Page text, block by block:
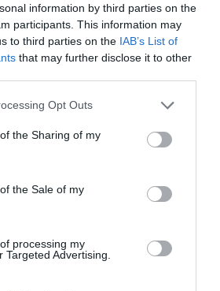
information by third parties on the
participants. This information may
to third parties on the IAB’s List of
that may further disclose it to other
Opt Outs
the Sharing of my
the Sale of my
processing my
Targeted Advertising.